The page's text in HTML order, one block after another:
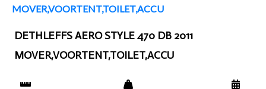
DETHLEFFS AERO STYLE 470 DB 2011
MOVER,VOORTENT,TOILET,ACCU